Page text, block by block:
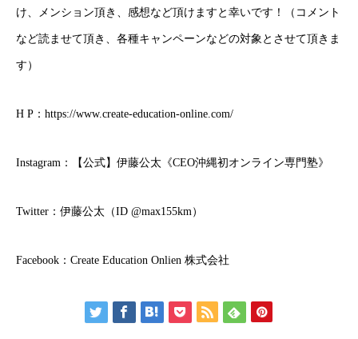
け、メンション頂き、感想など頂けますと幸いです！（コメント
など読ませて頂き、各種キャンペーンなどの対象とさせて頂きま
す）
H P： https://www.create-education-online.com/
Instagram： 【公式】伊藤公太《CEO沖縄初オンライン専門塾》
Twitter： 伊藤公太（ID @max155km）
Facebook： Create Education Onlien 株式会社